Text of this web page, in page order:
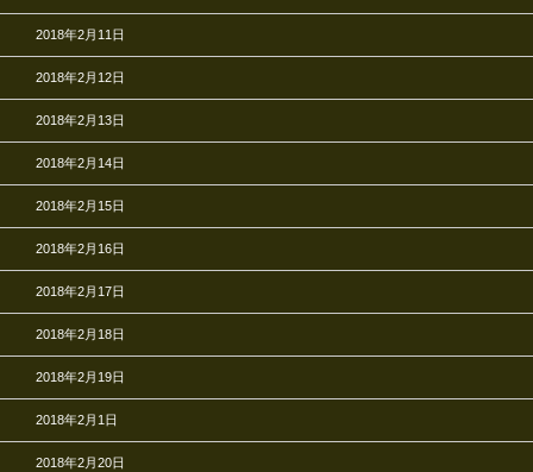
2018年2月11日
2018年2月12日
2018年2月13日
2018年2月14日
2018年2月15日
2018年2月16日
2018年2月17日
2018年2月18日
2018年2月19日
2018年2月1日
2018年2月20日